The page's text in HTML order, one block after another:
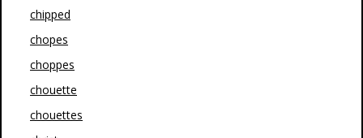
chipped
chopes
choppes
chouette
chouettes